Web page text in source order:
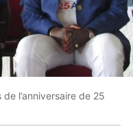
l’anniversaire de 25